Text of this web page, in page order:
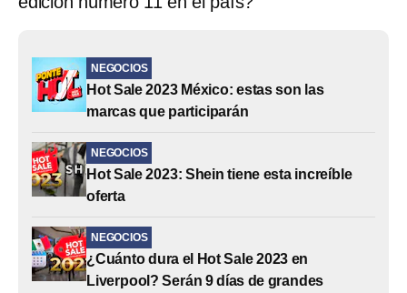
NEGOCIOS
Hot Sale 2023 México: estas son las
marcas que participarán
NEGOCIOS
Hot Sale 2023: Shein tiene esta increíble
oferta
NEGOCIOS
¿Cuánto dura el Hot Sale 2023 en
Liverpool? Serán 9 días de grandes